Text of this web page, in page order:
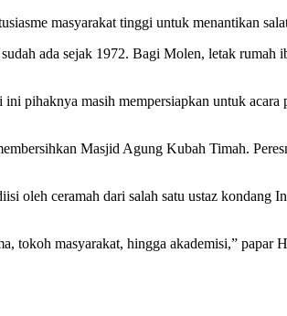
masyarakat tinggi untuk menantikan
ada sejak 1972. Bagi Molen, letak rumah
pihaknya masih mempersiapkan untuk
Masjid Agung Kubah Timah.
oleh ceramah dari salah satu ustaz kondang
tokoh masyarakat, hingga akademisi,” papar